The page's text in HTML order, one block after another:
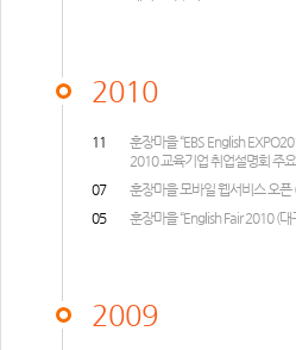
2010
11
훈장마을 “EBS English
2010 교육기업 취업설명회 주
07
훈장마을 모바일 웹서비스 오픈 (
05
훈장마을 “English Fair 2010 (
2009